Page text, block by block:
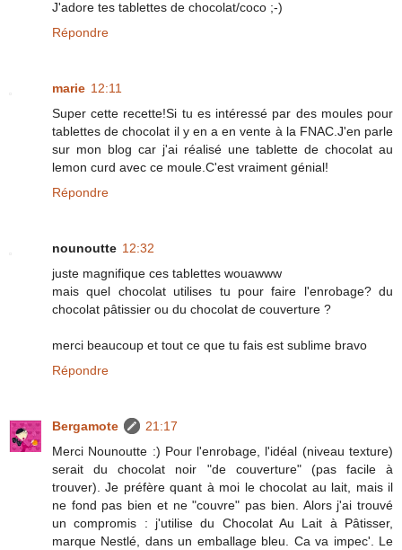
J'adore tes tablettes de chocolat/coco ;-)
Répondre
marie 12:11
Super cette recette!Si tu es intéressé par des moules pour
tablettes de chocolat il y en a en vente à la FNAC.J'en parle
sur mon blog car j'ai réalisé une tablette de chocolat au
lemon curd avec ce moule.C'est vraiment génial!
Répondre
nounoutte 12:32
juste magnifique ces tablettes wouawww
mais quel chocolat utilises tu pour faire l'enrobage? du
chocolat pâtissier ou du chocolat de couverture ?
merci beaucoup et tout ce que tu fais est sublime bravo
Répondre
Bergamote
21:17
Merci Nounoutte :) Pour l'enrobage, l'idéal (niveau texture)
serait du chocolat noir "de couverture" (pas facile à
trouver). Je préfère quant à moi le chocolat au lait, mais il
ne fond pas bien et ne "couvre" pas bien. Alors j'ai trouvé
un compromis : j'utilise du Chocolat Au Lait à Pâtisser,
marque Nestlé, dans un emballage bleu. Ca va impec'. Le